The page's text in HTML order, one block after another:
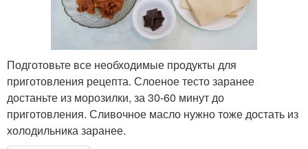
Подготовьте все необходимые продукты для
приготовления рецепта. Слоеное тесто заранее
достаньте из морозилки, за 30-60 минут до
приготовления. Сливочное масло нужно тоже достать из
холодильника заранее.